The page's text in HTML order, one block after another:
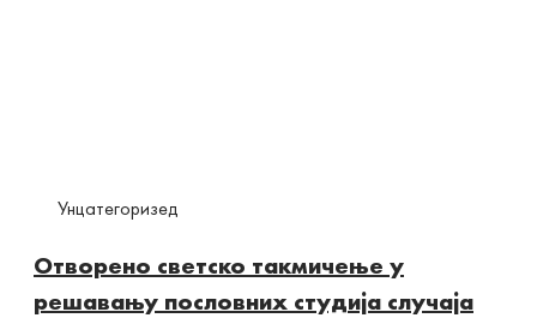
Унцатегоризед
Отворено светско такмичење у
решавању пословних студија случаја